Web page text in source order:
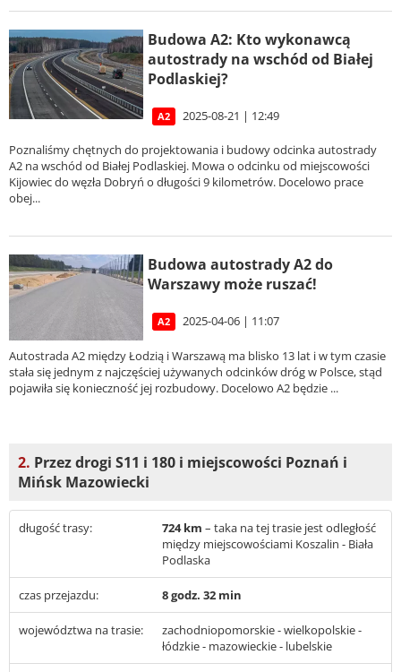
Budowa A2: Kto wykonawcą
autostrady na wschód od Białej
Podlaskiej?
A2 2025-08-21 | 12:49
Poznaliśmy chętnych do projektowania i budowy odcinka autostrady
A2 na wschód od Białej Podlaskiej. Mowa o odcinku od miejscowości
Kijowiec do węzła Dobryń o długości 9 kilometrów. Docelowo prace
obej...
Budowa autostrady A2 do
Warszawy może ruszać!
A2 2025-04-06 | 11:07
Autostrada A2 między Łodzią i Warszawą ma blisko 13 lat i w tym czasie
stała się jednym z najczęściej używanych odcinków dróg w Polsce, stąd
pojawiła się konieczność jej rozbudowy. Docelowo A2 będzie ...
2. Przez drogi S11 i 180 i miejscowości Poznań i
Mińsk Mazowiecki
długość trasy: 724 km – taka na tej trasie jest odległość
między miejscowościami Koszalin - Biała
Podlaska
czas przejazdu: 8 godz. 32 min
województwa na trasie:
zachodniopomorskie - wielkopolskie -
łódzkie - mazowieckie - lubelskie